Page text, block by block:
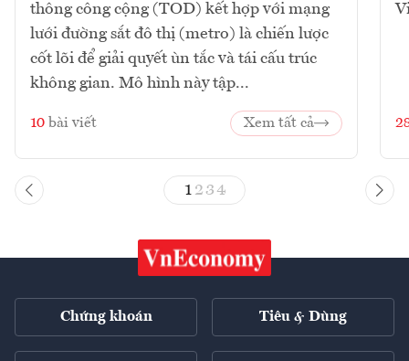
thông công cộng (TOD) kết hợp với mạng
lưới đường sắt đô thị (metro) là chiến lược
cốt lõi để giải quyết ùn tắc và tái cấu trúc
không gian. Mô hình này tập...
10 bài viết Xem tất cả
1 23 4
Chứng khoán Tiêu & Dùng